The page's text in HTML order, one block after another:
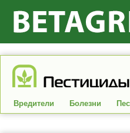
Вредители Болезни